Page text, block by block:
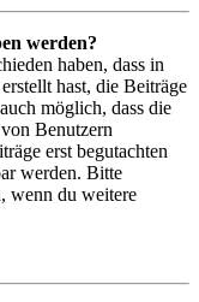
werden?
haben, dass in
hast, die Beiträge
möglich, dass die
Benutzern
erst begutachten
werden. Bitte
wenn du weitere